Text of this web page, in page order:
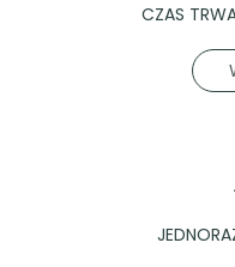
CZAS